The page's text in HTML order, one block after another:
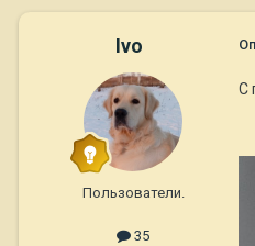
Ivo
Пользователи.
35
С